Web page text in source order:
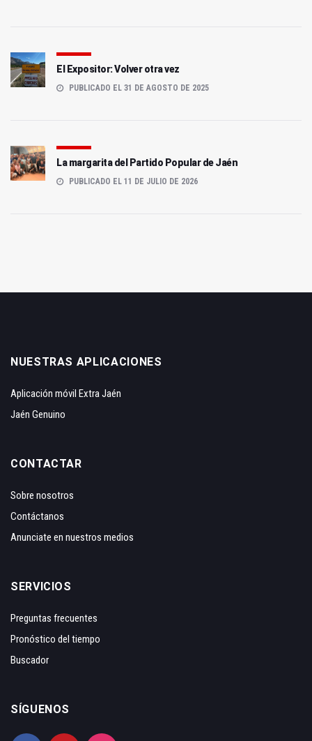
El Expositor: Volver otra vez
PUBLICADO EL 31 DE AGOSTO DE 2025
La margarita del Partido Popular de Jaén
PUBLICADO EL 11 DE JULIO DE 2026
NUESTRAS APLICACIONES
Aplicación móvil Extra Jaén
Jaén Genuino
CONTACTAR
Sobre nosotros
Contáctanos
Anunciate en nuestros medios
SERVICIOS
Preguntas frecuentes
Pronóstico del tiempo
Buscador
SÍGUENOS